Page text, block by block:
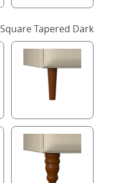
Square Tapered Dark